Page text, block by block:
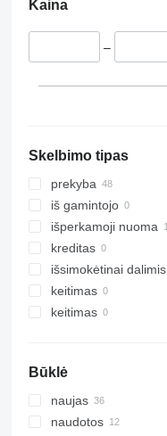
Kaina
–
Skelbimo tipas
prekyba
iš gamintojo
išperkamoji nuoma
kreditas
išsimokėtinai dalimis
keitimas
keitimas
Būklė
naujas
naudotos